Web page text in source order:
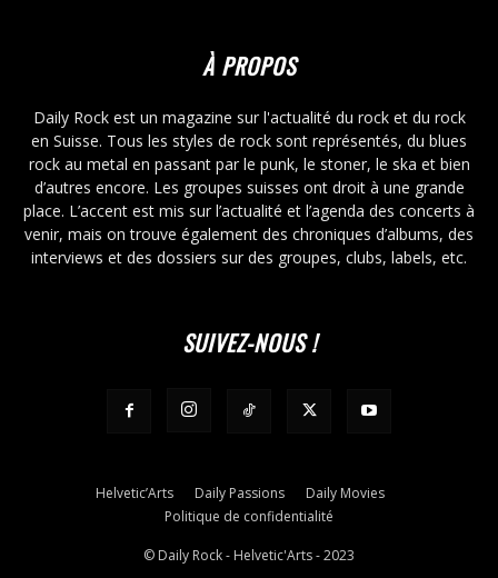
À PROPOS
Daily Rock est un magazine sur l'actualité du rock et du rock
en Suisse. Tous les styles de rock sont représentés, du blues
rock au metal en passant par le punk, le stoner, le ska et bien
d’autres encore. Les groupes suisses ont droit à une grande
place. L’accent est mis sur l’actualité et l’agenda des concerts à
venir, mais on trouve également des chroniques d’albums, des
interviews et des dossiers sur des groupes, clubs, labels, etc.
SUIVEZ-NOUS !
Helvetic’Arts Daily Passions
Daily Movies
Politique de confidentialité
© Daily Rock - Helvetic'Arts - 2023